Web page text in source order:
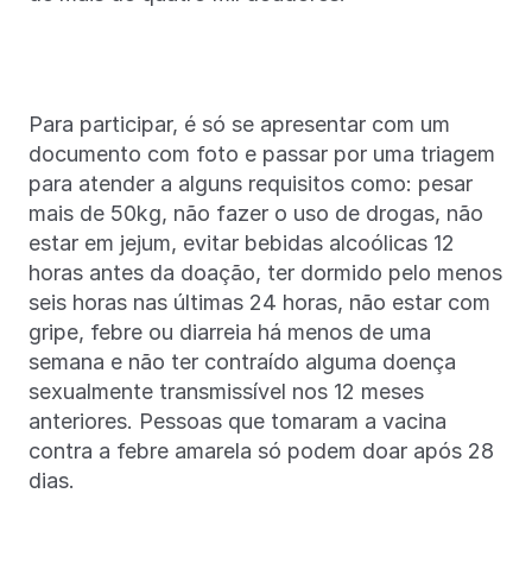
Para participar, é só se apresentar com um
documento com foto e passar por uma triagem
para atender a alguns requisitos como: pesar
mais de 50kg, não fazer o uso de drogas, não
estar em jejum, evitar bebidas alcoólicas 12
horas antes da doação, ter dormido pelo menos
seis horas nas últimas 24 horas, não estar com
gripe, febre ou diarreia há menos de uma
semana e não ter contraído alguma doença
sexualmente transmissível nos 12 meses
anteriores. Pessoas que tomaram a vacina
contra a febre amarela só podem doar após 28
dias.